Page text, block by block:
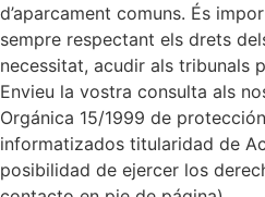
d’aparcament comuns. És
sempre respectant els drets
necessitat, acudir als tribunals
Envieu la vostra consulta als
Orgánica 15/1999 de
informatizados titularidad de
posibilidad de ejercer los